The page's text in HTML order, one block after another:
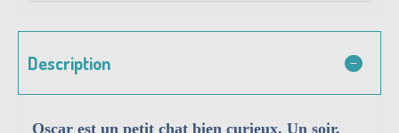
Description
Oscar est un petit chat bien curieux. Un soir,